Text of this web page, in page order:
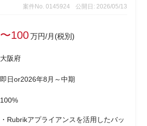
案件No. 0145924
公開日: 2026/05/13
〜100万円/月(税別)
大阪府
即日or2026年8月～中期
100%
・Rubrikアプライアンスを活用したバッ